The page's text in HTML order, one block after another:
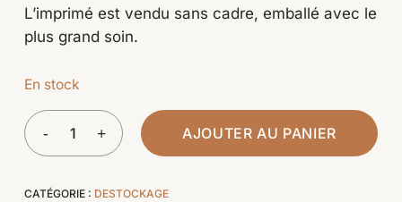
L’imprimé est vendu sans cadre, emballé avec le
plus grand soin.
En stock
AJOUTER AU PANIER
CATÉGORIE : DESTOCKAGE